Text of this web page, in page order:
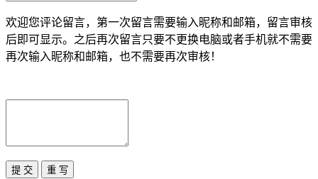
欢迎您评论留言，第一次留言需要输入昵称和邮箱，留言审核
后即可显示。之后再次留言只要不更换电脑或者手机就不需要
再次输入昵称和邮箱，也不需要再次审核！